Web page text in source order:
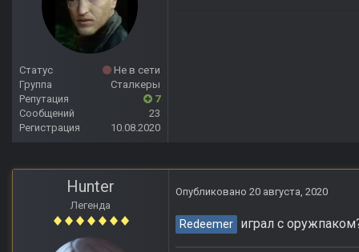
Статус
Не в сети
Группа
Сталкеры
Репутация
7
Сообщений
23
Регистрация
10.08.2020
Hunter
Легенда
Опубликовано 20 августа, 2020
Redeemer играл с